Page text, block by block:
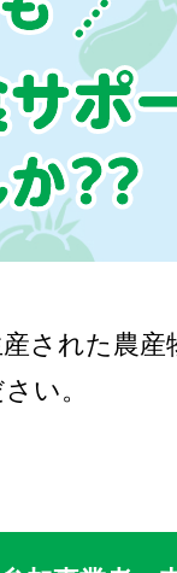
された農産
い。